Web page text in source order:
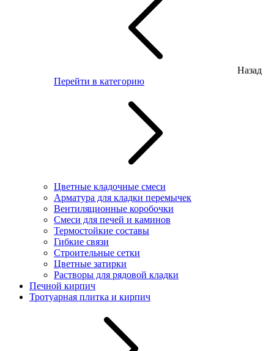
Назад
Перейти в категорию
Цветные кладочные смеси
Арматура для кладки перемычек
Вентиляционные коробочки
Смеси для печей и каминов
Термостойкие составы
Гибкие связи
Строительные сетки
Цветные затирки
Растворы для рядовой кладки
Печной кирпич
Тротуарная плитка и кирпич